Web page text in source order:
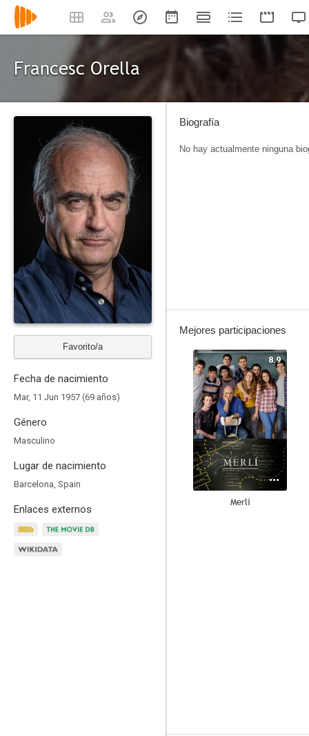
Francesc Orella
Favorito/a
Fecha de nacimiento
Mar, 11 Jun 1957 (69 años)
Género
Masculino
Lugar de nacimiento
Barcelona, Spain
Enlaces externos
Biografía
No hay actualmente ninguna
Mejores participaciones
8.9
Merlí